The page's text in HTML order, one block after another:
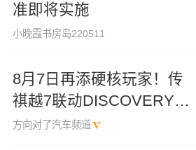
准即将实施
小晚霞书房岛220511
8月7日再添硬核玩家！传
祺越7联动DISCOVERY：
同级领先的三把锁
方向对了汽车频道